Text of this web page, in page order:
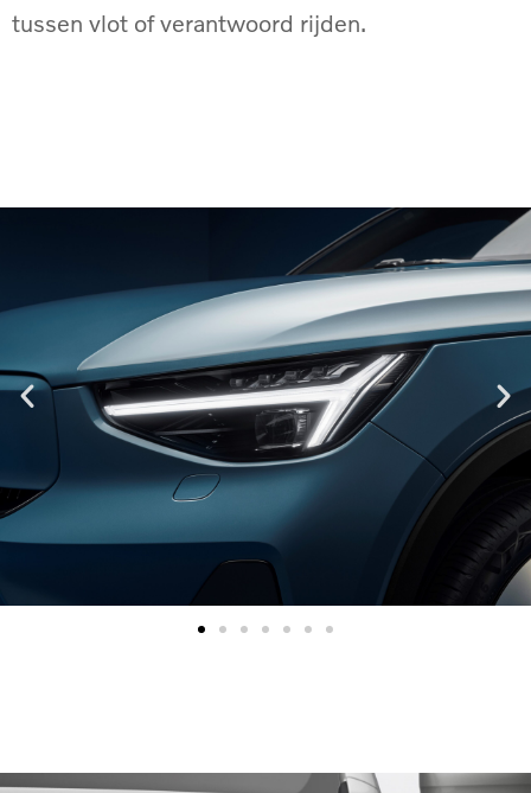
tussen vlot of verantwoord rijden.